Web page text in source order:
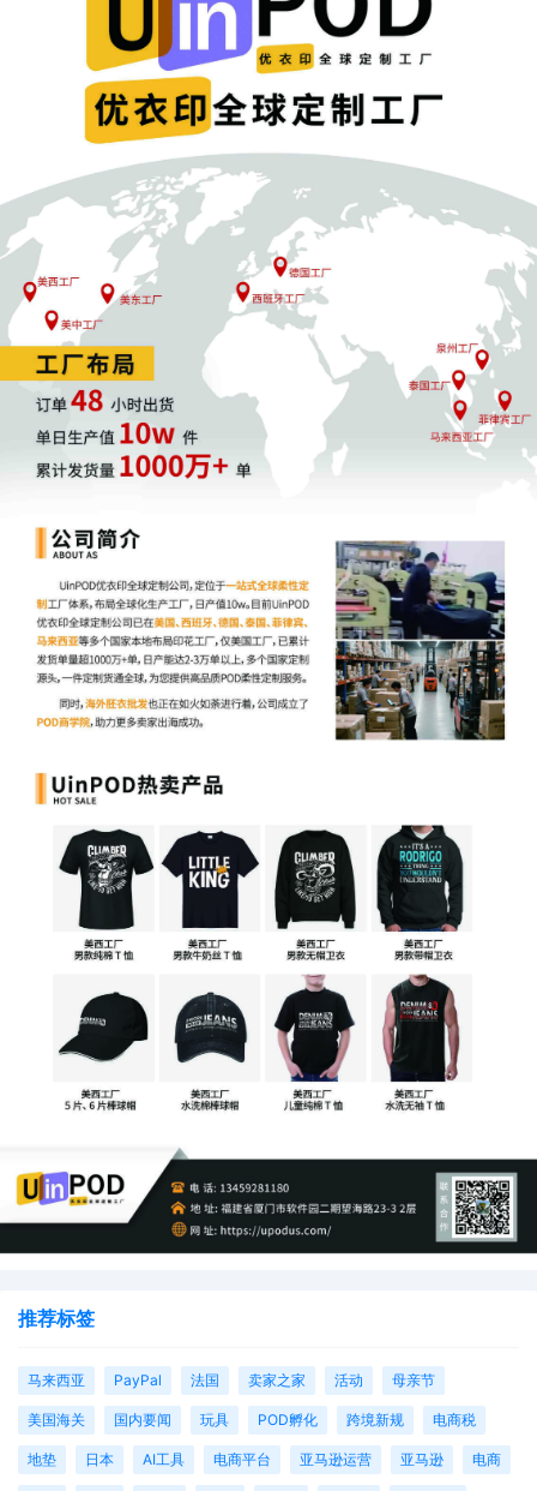
推荐标签
马来西亚 PayPal 法国 卖家之家 活动 母亲节
美国海关 国内要闻 玩具 POD孵化 跨境新规 电商税
地垫 日本 AI工具 电商平台 亚马逊运营 亚马逊 电商